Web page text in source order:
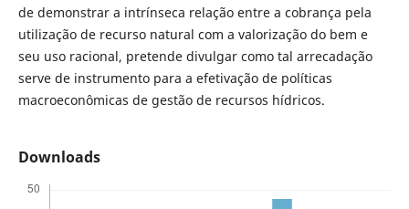
de demonstrar a intrínseca relação entre a cobrança pela
utilização de recurso natural com a valorização do bem e
seu uso racional, pretende divulgar como tal arrecadação
serve de instrumento para a efetivação de políticas
macroeconômicas de gestão de recursos hídricos.
Downloads